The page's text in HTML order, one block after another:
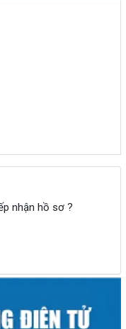
nhận hồ sơ ?